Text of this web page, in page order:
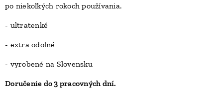
po niekoľkých rokoch používania.
- ultratenké
- extra odolné
- vyrobené na Slovensku
Doručenie do 3 pracovných dní.